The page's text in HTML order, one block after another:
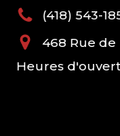
(418) 543-
468 Rue de
Heures